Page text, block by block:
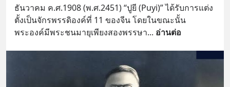
ธันวาคม ค.ศ.1908 (พ.ศ.2451) “ปูยี (Puyi)” ได้รับการแต่ง
ตั้งเป็นจักรพรรดิองค์ที่ 11 ของจีน โดยในขณะนั้น
พระองค์มีพระชนมายุเพียงสองพรรษา... อ่านต่อ